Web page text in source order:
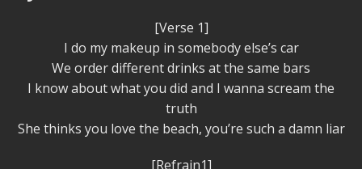
[Verse 1]
I do my makeup in somebody else’s car
We order different drinks at the same bars
I know about what you did and I wanna scream the
truth
She thinks you love the beach, you’re such a damn liar
[Refrain1]